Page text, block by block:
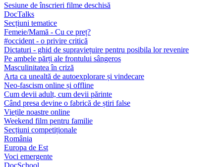
Sesiune de înscrieri filme deschisă
DocTalks
Secțiuni tematice
Femeie/Mamă - Cu ce preț?
#occident - o privire critică
Dictaturi - ghid de supraviețuire pentru posibila lor revenire
Pe ambele părți ale frontului sângeros
Masculinitatea în criză
Arta ca unealtă de autoexplorare și vindecare
Neo-fascism online și offline
Cum devii adult, cum devii părinte
Când presa devine o fabrică de știri false
Viețile noastre online
Weekend film pentru familie
Secțiuni competiționale
România
Europa de Est
Voci emergente
DocSchool